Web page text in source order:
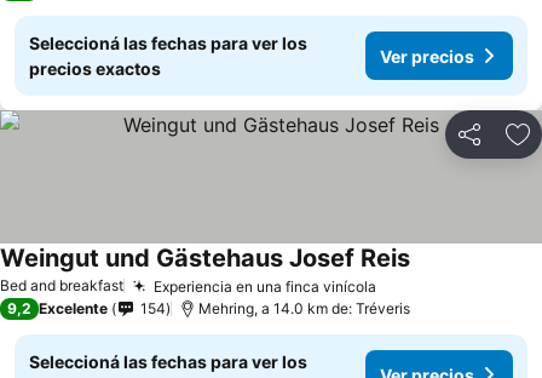
Seleccioná las fechas para ver los
precios exactos
Ver precios
Compartir
Bed and breakfast Experiencia en una finca vinícola
Weingut und Gästehaus Josef Reis
9,2 Excelente 154 Mehring, a 14.0 km de: Tréveris
Seleccioná las fechas para ver los